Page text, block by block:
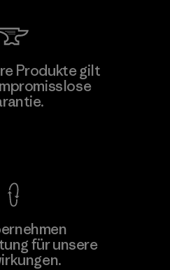
Ltd - Sleekline
Produkte gilt
für unsere